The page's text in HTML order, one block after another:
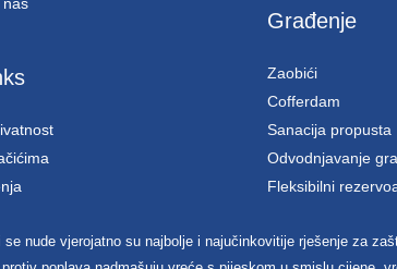
nas
Građenje
Zaobići
Cofferdam
Sanacija propusta
Odvodnjavanje
Fleksibilni
nude vjerojatno su najbolje i najučinkovitije rješenje za